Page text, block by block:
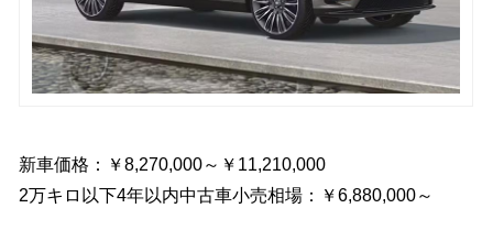
新車価格：￥8,270,000～￥11,210,000
2万キロ以下4年以内中古車小売相場：￥6,880,000～